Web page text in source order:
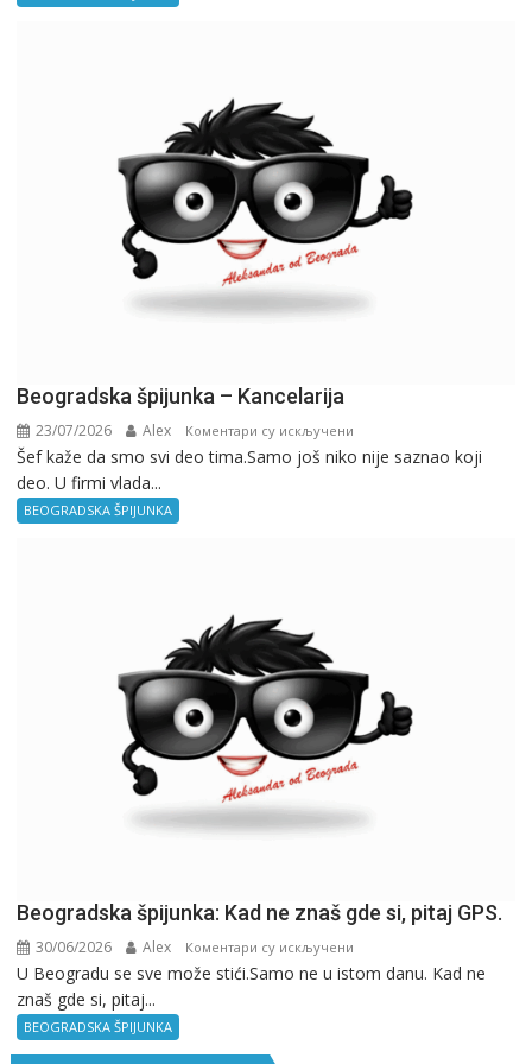
Beogradska špijunka – Kancelarija
23/07/2026 Alex Коментари су искључени
Beogradska
Šef kaže da smo svi deo tima.Samo još niko nije saznao koji
deo. U firmi vlada...
BEOGRADSKA ŠPIJUNKA
Beogradska špijunka: Kad ne znaš gde si, pitaj GPS.
30/06/2026 Alex Коментари су искључени
Beogradska
U Beogradu se sve može stići.Samo ne u istom danu. Kad ne
znaš gde si, pitaj...
BEOGRADSKA ŠPIJUNKA